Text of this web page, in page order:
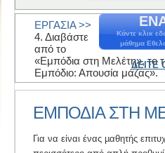
Κάντε κλικ
μάθημα
ΔΕΙΤΕ
ΕΡΓΑΣΙΑ >>
4. Διαβάστε
από το
«Εμπόδια στη Μελέτη», το
Εμπόδιο: Απουσία μάζας».
ΕΜΠΟΔΙΑ ΣΤΗ
Για να είναι ένας µαθητής